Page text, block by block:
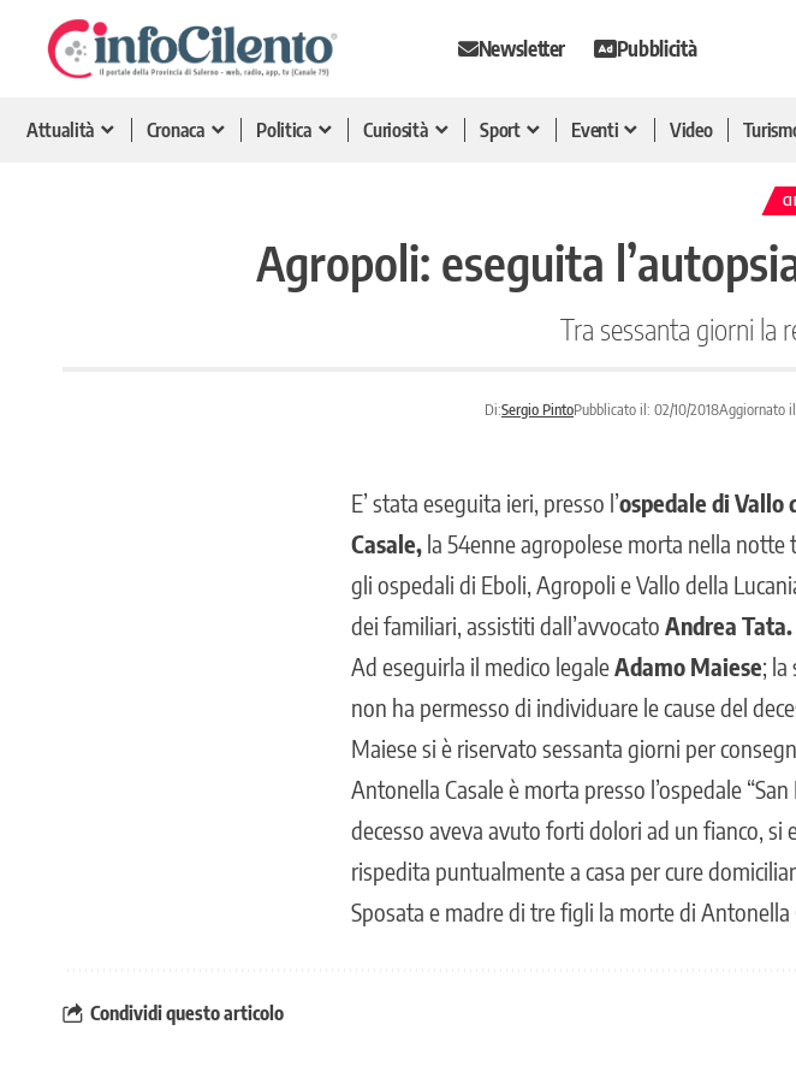
Newsletter Pubblicità
Attualità Cronaca Politica Curiosità Sport Eventi Video
Agropoli: eseguita
Tra sessanta giorni la
Di:Sergio PintoPubblicato il: 02/10/2018Aggiornato
E’ stata eseguita ieri, presso l’ospedale di Vallo
Casale, la 54enne agropolese morta nella
gli ospedali di Eboli, Agropoli e Vallo della
dei familiari, assistiti dall’avvocato Andrea Tata.
Ad eseguirla il medico legaleAdamo Maiese; la
non ha permesso di individuare le cause del
Maiese si è riservato sessanta giorni per
Antonella Casale è morta presso l’ospedale
decesso aveva avuto forti dolori ad un fianco,
rispedita puntualmente a casa per cure
Sposata e madre di tre figli la morte di Antonella
Condividi questo articolo